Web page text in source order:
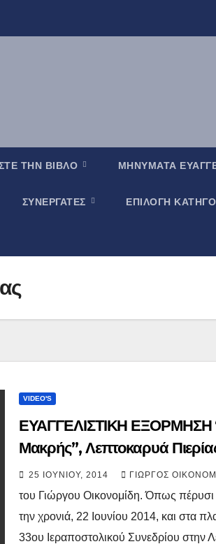
ΤΗΝ ΒΙΒΛΟ ΜΗΝΥΜΑΤΑ
ΣΥΝΕΡΓΑΤΕΣ ΕΠΙΛΟΓΗ
VIDEO'S
ΕΥΑΓΓΕΛΙΣΤΙΚΗ ΕΞΟΡΜΗΣΗ
Μακρής”, Λεπτοκαρυά
25 ΙΟΥΝΊΟΥ, 2014 ΓΙΏΡΓΟΣ
του Γιώργου Οικονομίδη. Όπως πέρυσι
την χρονιά, 22 Ιουνίου 2014, και στα
33ου Ιεραποστολικού Συνεδρίου στην